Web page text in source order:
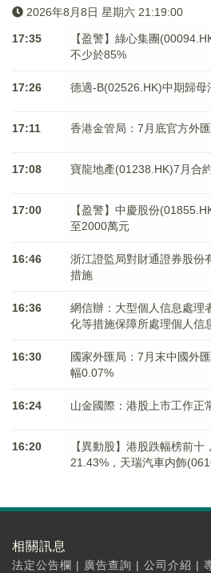
2026年8月8日 星期六 21:19:00
17:35
【盈警】綠心集團
不少於85%
17:26 德適-B(02526.HK)中期歸
17:11 香港金管局：7月底官方外
17:08 寶龍地產(01238.HK)7月合
17:00
【盈警】中慶股份
至2000萬元
16:46
浙江證監局對財通證券股份
措施
16:36
網信辦：大型個人信息處理
化等措施保障所處理個人信
16:30
國家外匯局：7月末中國外
幅0.07%
16:24 山金國際：港股上市工作正
16:20
【異動股】港股跌幅榜前
21.43%，天瑞汽車内飾
相關訊息
法定公告欄 | 廣告查詢 | 公司介紹 |